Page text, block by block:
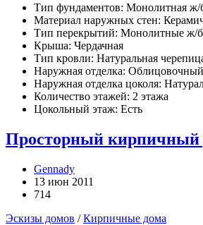
Тип фундаментов: Монолитная ж/
Материал наружных стен:
Тип перекрытий: Монолитные ж/б
Крыша: Чердачная
Тип кровли: Натуральная
Наружная отделка:
Наружная отделка цоколя:
Количество этажей: 2 этажа
Цокольный этаж: Есть
Просторный
Gennady
13 июн 2011
714
Эскизы домов /Кирпичные дома